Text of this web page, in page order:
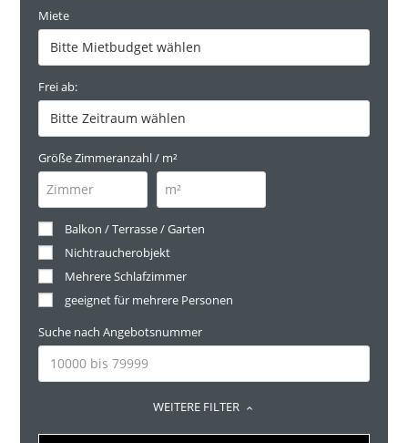
Miete
Frei ab:
Größe Zimmeranzahl / m²
Balkon / Terrasse / Garten
Nichtraucherobjekt
Mehrere Schlafzimmer
geeignet für mehrere Personen
Suche nach Angebotsnummer
WEITERE FILTER